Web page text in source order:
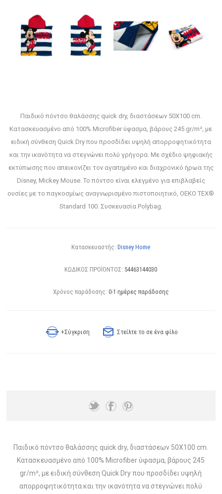
Παιδικό πόντσο θαλάσσης quick dry, διαστάσεων 50X100 cm.
Κατασκευασμένο από 100% Microfiber ύφασμα, βάρους 245 gr/m², με
ειδική σύνθεση Quick Dry που προσδίδει υψηλή απορροφητικότητα
και την ικανότητα να στεγνώνει πολύ γρήγορα. Με σχέδιο ψηφιακής
εκτύπωσης που απεικονίζει τον αγαπημένο και διαχρονικό ήρωα της
Disney, Mickey Mouse. Το πόντσο είναι ελεγμένο για επιβλαβείς
ουσίες με το παγκοσμίως αναγνωρισμένο πιστοποιητικό, OEKO TEX®
Standard 100. Συσκευασία Polybag.
Κατασκευαστής: Disney Home
ΚΩΔΙΚΟΣ ΠΡΟΪΟΝΤΟΣ: 54463144030
Χρόνος παράδοσης: 0-1 ημέρες παράδοσης
+Σύγκριση Στείλτε το σε ένα φίλο
Παιδικό πόντσο θαλάσσης quick dry, διαστάσεων 50X100 cm.
Κατασκευασμένο από 100% Microfiber ύφασμα, βάρους 245
gr/m², με ειδική σύνθεση Quick Dry που προσδίδει υψηλή
απορροφητικότητα και την ικανότητα να στεγνώνει πολύ